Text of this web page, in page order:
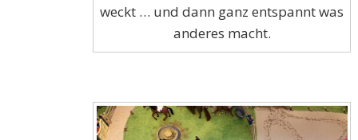
weckt … und dann ganz entspannt was
anderes macht.